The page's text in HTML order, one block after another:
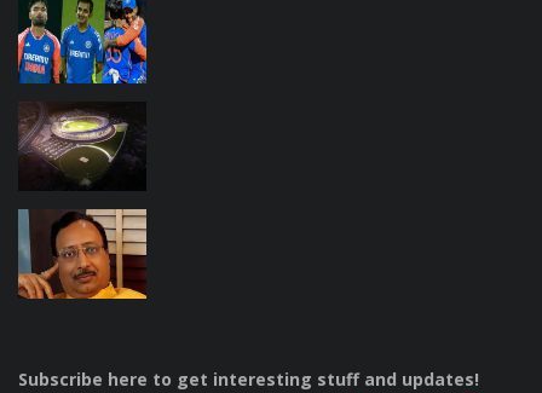
Subscribe here to get interesting stuff and updates!